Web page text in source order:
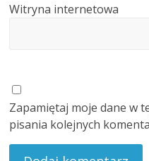
Witryna internetowa
Zapamiętaj moje dane w
pisania kolejnych